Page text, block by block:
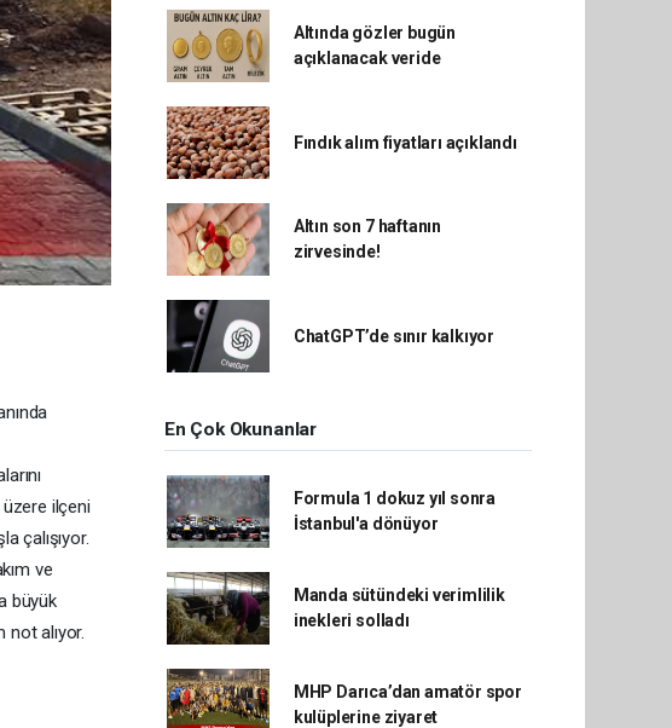
ilçeni
çalışıyor.
ve
büyük
not alıyor.
Altında gözler bugün
açıklanacak veride
Fındık alım fiyatları açıklandı
Altın son 7 haftanın
zirvesinde!
ChatGPT’de sınır kalkıyor
En Çok Okunanlar
Formula 1 dokuz yıl sonra
İstanbul'a dönüyor
Manda sütündeki verimlilik
inekleri solladı
MHP Darıca’dan amatör spor
kulüplerine ziyaret